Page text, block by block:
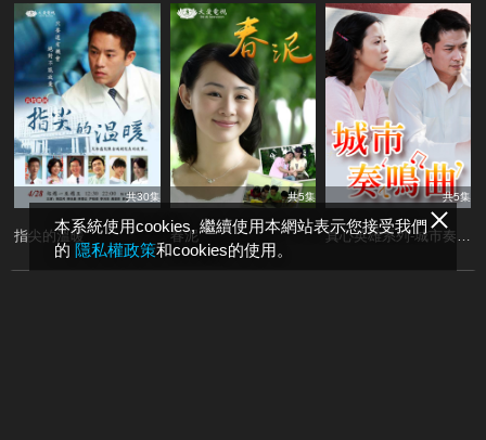
本系統使用cookies, 繼續使用本網站表示您接受我們
的 隱私權政策和cookies的使用。
共30集
指尖的溫暖
共5集
春泥
共5集